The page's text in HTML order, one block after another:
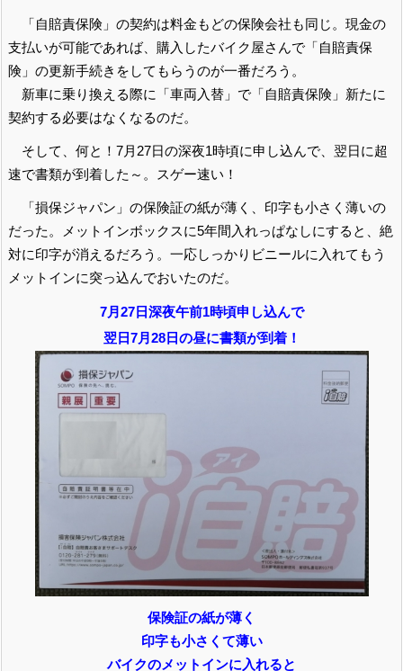
「自賠責保険」の契約は料金もどの保険会社も同じ。現金の
支払いが可能であれば、購入したバイク屋さんで「自賠責保
険」の更新手続きをしてもらうのが一番だろう。
新車に乗り換える際に「車両入替」で「自賠責保険」新たに
契約する必要はなくなるのだ。
そして、何と！7月27日の深夜1時頃に申し込んで、翌日に超
速で書類が到着した～。スゲー速い！
「損保ジャパン」の保険証の紙が薄く、印字も小さく薄いの
だった。メットインボックスに5年間入れっぱなしにすると、絶
対に印字が消えるだろう。一応しっかりビニールに入れてもう
メットインに突っ込んでおいたのだ。
7月27日深夜午前1時頃申し込んで
翌日7月28日の昼に書類が到着！
保険証の紙が薄く
印字も小さくて薄い
バイクのメットインに入れると